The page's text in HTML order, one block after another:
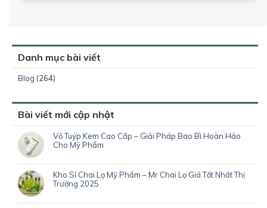
Danh mục bài viết
Blog (264)
Bài viết mới cập nhật
Vỏ Tuýp Kem Cao Cấp – Giải Pháp Bao Bì Hoàn Hảo
Cho Mỹ Phẩm
Kho Sỉ Chai Lọ Mỹ Phẩm – Mr Chai Lọ Giá Tốt Nhất Thị
Trường 2025